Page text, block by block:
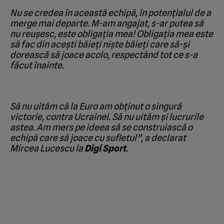
Nu se credea în această echipă, în potențialul de a
merge mai departe. M-am angajat, s-ar putea să
nu reușesc, este obligația mea! Obligația mea este
să fac din acești băieți niște băieți care să-și
dorească să joace acolo, respectând tot ce s-a
făcut înainte.
Să nu uităm că la Euro am obținut o singură
victorie, contra Ucrainei. Să nu uităm și lucrurile
astea. Am mers pe ideea să se construiască o
echipă care să joace cu sufletul”, a declarat
Mircea Lucescu laDigi Sport.